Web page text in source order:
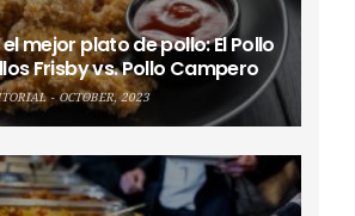
mejor plato de pollo: El Pollo
Frisby vs. Pollo Campero
OCTOBER, 2023